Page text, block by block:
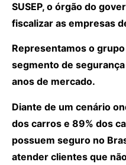
SUSEP, o órgão do
fiscalizar as empresas
Representamos o
segmento de
anos de mercado.
Diante de um cenário
dos carros e 89% dos
possuem seguro no
atender clientes que